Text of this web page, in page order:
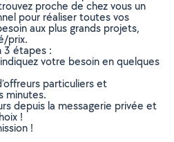
proche de chez vous un
pour réaliser toutes vos
aux plus grands projets,
prix.
3 étapes :
votre besoin en quelques
particuliers et
minutes.
depuis la messagerie privée et
!
!